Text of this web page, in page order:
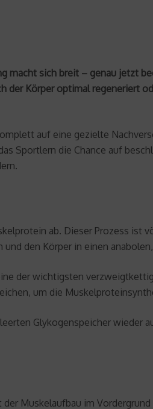
macht sich breit – genau jetzt
der Körper optimal regeneriert
auf eine gezielte
Sportlern die Chance auf
ab. Dieser Prozess ist
den Körper in einen
der wichtigsten
um die
Glykogenspeicher wieder
der Muskelaufbau im